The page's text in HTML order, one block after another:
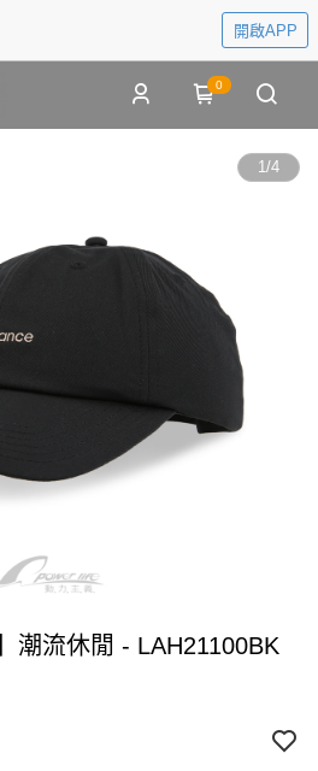
開啟APP
0
1/4
潮流休閒 - LAH21100BK